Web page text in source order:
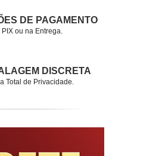
DE PAGAMENTO
ou na Entrega.
DISCRETA
Total de Privacidade.